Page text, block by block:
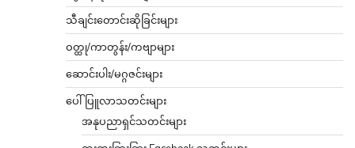
သီချင်းတောင်းဆိုခြင်းများ
ဝတ္ထု/ကာတွန်း/ကဗျာများ
ဆောင်းပါး/မဂ္ဂဇင်းများ
ပေါ်ပြူလာသတင်းများ
အနုပညာရှင်သတင်းများ